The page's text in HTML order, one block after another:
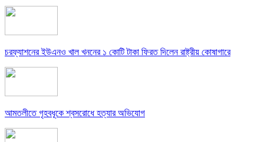
চরফ্যাশনের ইউএনও খাল খননের ১ কোটি টাকা ফিরত দিলেন রাষ্ট্রীয় কোষাগারে
আমতলীতে গৃহবধূকে শ্বসরোধে হত্যার অভিযোগ